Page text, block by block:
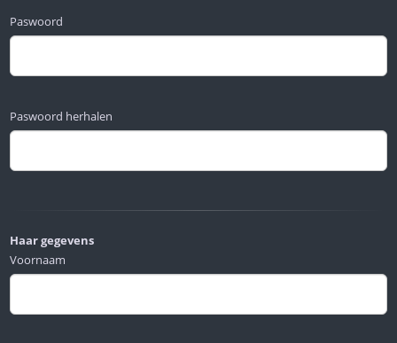
Paswoord
Paswoord herhalen
Haar gegevens
Voornaam